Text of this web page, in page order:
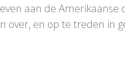
aan de Amerikaanse
over, en op te treden in